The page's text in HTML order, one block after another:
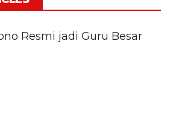
Resmi jadi Guru Besar